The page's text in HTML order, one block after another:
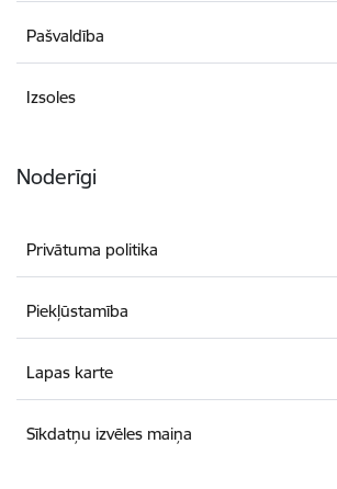
Pašvaldība
Izsoles
Noderīgi
Privātuma politika
Piekļūstamība
Lapas karte
Sīkdatņu izvēles maiņa